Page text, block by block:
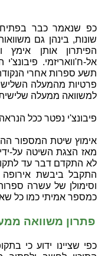
כפ שנאמר כבר בפתיח
שונות, בינהן גם
הפיתרון אותן אימץ
אל-ח'וואריזמי.
תשע ספרות אחרי
פרטיות מהמעלה
למשוואה ממעלה
פיבונצ'י נפטר ככל הנראה בשנת 1240
אימוץ שיטת המספור
התקבל ביבשת אירופה
וסימולן של עשרה
כמספר אמיתי כמו כל
פתרון משוואה
כפי שציינו ידוע כי